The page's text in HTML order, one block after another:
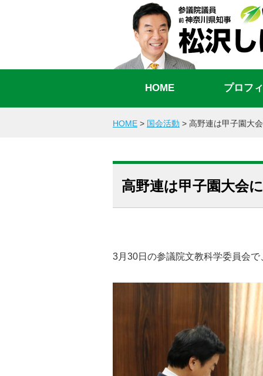
HOME プロフ
HOME > 国会活動 > 高野連は甲子園大
高野連は甲子園大会
3月30日の参議院文教科学委員会